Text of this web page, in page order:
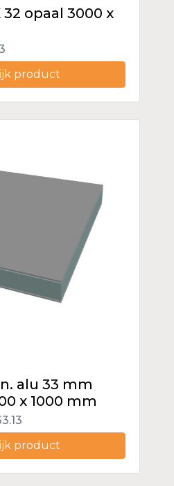
opaal 3000 x
product
alu 33 mm
x 1000 mm
product